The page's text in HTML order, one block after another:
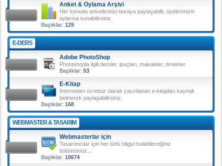
Anket & Oylama Arşivi
Her konuda anketlerinizi buraya paylaşabilir, üyelerimizin
oylarına sunabilirsiniz.
Başlıklar: 129
E-DERS
Adobe PhotoShop
Photoshopla ilgili dersler, ipuçları, makaleler, örnekler.
Başlıklar: 53
E-Kitap
İnternetten ücretsiz olarak yayınlanan e-kitapları kaynak
belirterek paylaşabilirsiniz.
Başlıklar: 168
WEBMASTER & TASARIM
Webmasterlar için
Tasarımcılar için her türlü bilgiyi bulabileceğiniz
bölümümüz...
Başlıklar: 18674